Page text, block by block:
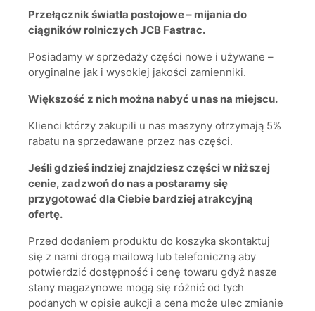
Przełącznik światła postojowe – mijania do
ciągników rolniczych JCB Fastrac.
Posiadamy w sprzedaży części nowe i używane –
oryginalne jak i wysokiej jakości zamienniki.
Większość z nich można nabyć u nas na miejscu.
Klienci którzy zakupili u nas maszyny otrzymają 5%
rabatu na sprzedawane przez nas części.
Jeśli gdzieś indziej znajdziesz części w niższej
cenie, zadzwoń do nas a postaramy się
przygotować dla Ciebie bardziej atrakcyjną
ofertę.
Przed dodaniem produktu do koszyka skontaktuj
się z nami drogą mailową lub telefoniczną aby
potwierdzić dostępność i cenę towaru gdyż nasze
stany magazynowe mogą się różnić od tych
podanych w opisie aukcji a cena może ulec zmianie